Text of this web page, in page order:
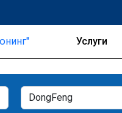
Услуги